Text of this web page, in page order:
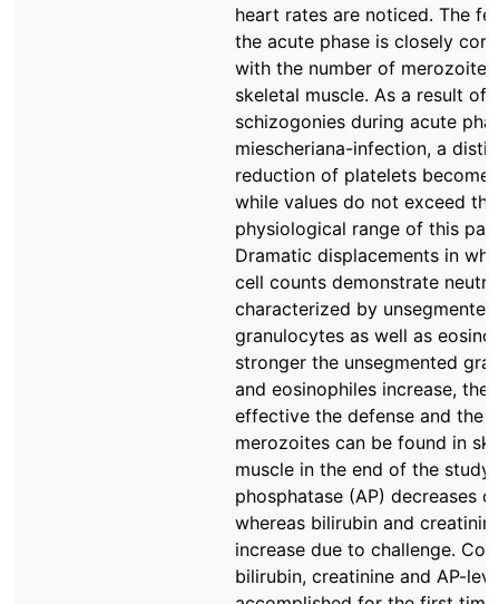
heart rates are noticed. The
the acute phase is closely
with the number of
skeletal muscle. As a result of
schizogonies during acute
miescheriana-infection, a
reduction of platelets
while values do not exceed the
physiological range of this
Dramatic displacements in
cell counts demonstrate
characterized by unsegmented
granulocytes as well as
stronger the unsegmented
and eosinophiles increase, the
effective the defense and the
merozoites can be found in
muscle in the end of the
phosphatase (AP) decreases
whereas bilirubin and
increase due to challenge.
bilirubin, creatinine and AP-